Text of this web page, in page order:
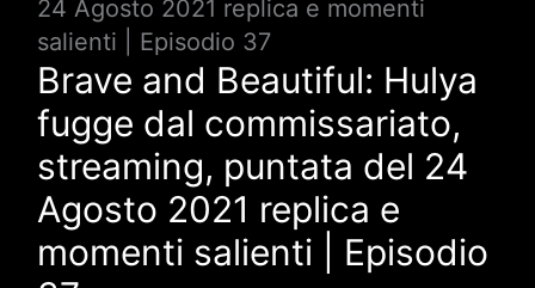
24 Agosto 2021 replica e momenti
salienti | Episodio 37
Brave and Beautiful: Hulya
fugge dal commissariato,
streaming, puntata del 24
Agosto 2021 replica e
momenti salienti | Episodio